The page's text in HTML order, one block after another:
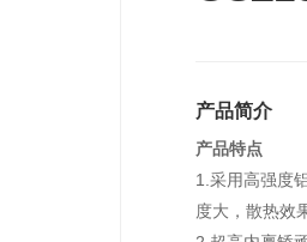
产品简介
产品特点
1.采用高强度
度大，散热效